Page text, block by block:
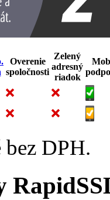
Overenie
spoločnosti
Zelený
adresný
riadok
bez DPH.